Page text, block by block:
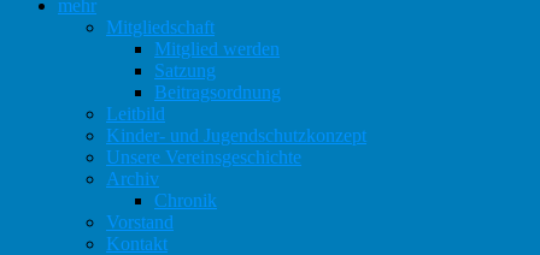
mehr
Mitgliedschaft
Mitglied werden
Satzung
Beitragsordnung
Leitbild
Kinder- und Jugendschutzkonzept
Unsere Vereinsgeschichte
Archiv
Chronik
Vorstand
Kontakt